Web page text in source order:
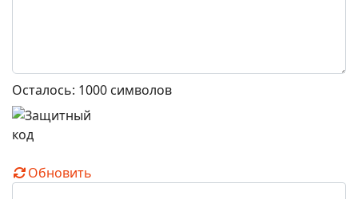
Осталось: 1000 символов
Обновить